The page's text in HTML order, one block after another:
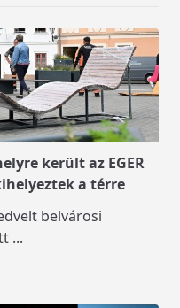
került az EGER
a térre
belvárosi
...